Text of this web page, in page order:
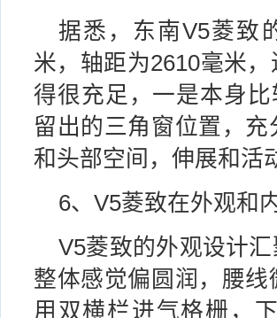
据悉，东南V5菱致
米，轴距为2610毫米
得很充足，一是本身
留出的三角窗位置，
和头部空间，伸展和活
6、V5菱致在外观和
V5菱致的外观设计
整体感觉偏圆润，腰
用双横栏进气格栅，